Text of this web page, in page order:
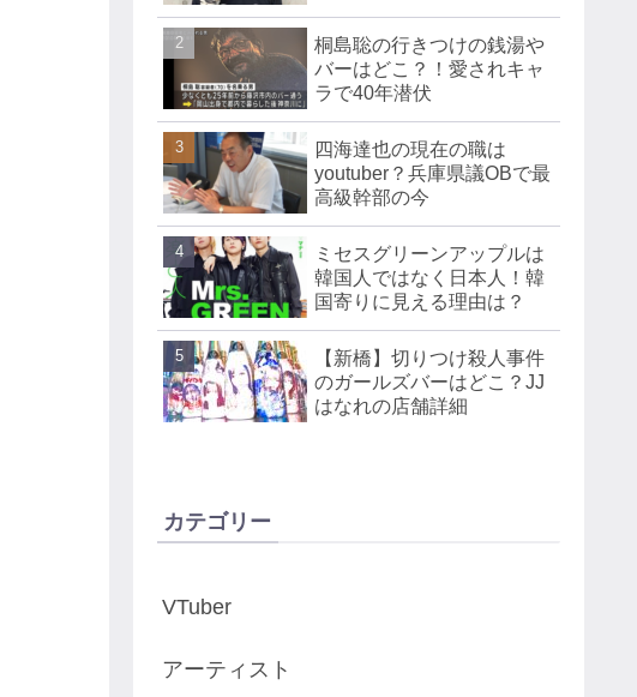
桐島聡の行きつけの銭湯や
バーはどこ？！愛されキャ
ラで40年潜伏
四海達也の現在の職は
youtuber？兵庫県議OBで最
高級幹部の今
ミセスグリーンアップルは
韓国人ではなく日本人！韓
国寄りに見える理由は？
【新橋】切りつけ殺人事件
のガールズバーはどこ？JJ
はなれの店舗詳細
カテゴリー
VTuber
アーティスト